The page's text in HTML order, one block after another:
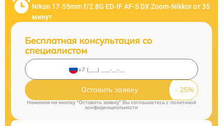
Nikon 17-55mm f/2.8G ED-IF AF-S DX Zoom-Nikkor от 35
минут
Бесплатная консультация со
специалистом
Оставить заявку
Нажимая на кнопку "Оставить заявку" Вы соглашаетесь cполитикой
конфиденциальности